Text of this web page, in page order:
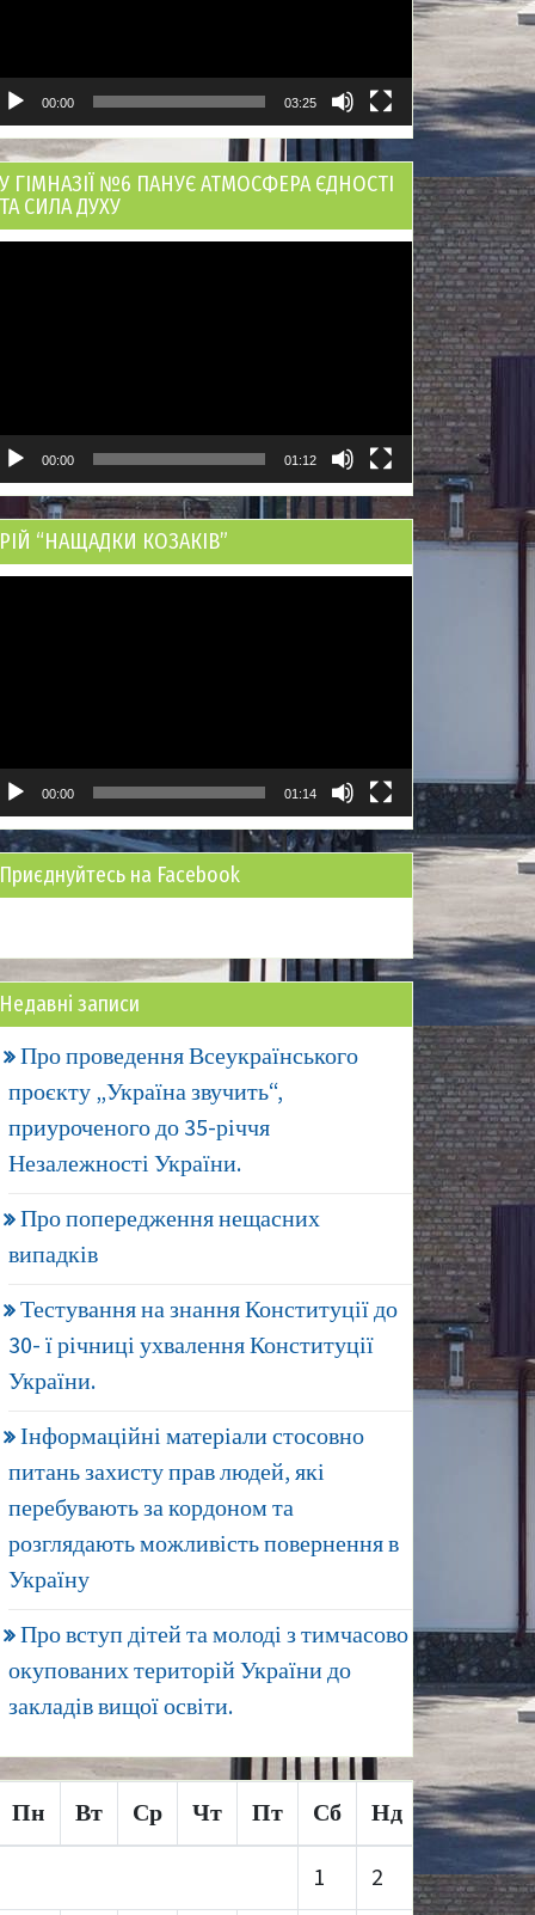
00:00 03:25
У ГІМНАЗІЇ №6 ПАНУЄ АТМОСФЕРА ЄДНОСТІ
ТА СИЛА ДУХУ
00:00 01:12
РІЙ “НАЩАДКИ КОЗАКІВ”
00:00 01:14
Приєднуйтесь на Facebook
Недавні записи
Про проведення Всеукраїнського
проєкту „Україна звучить“,
приуроченого до 35-річчя
Незалежності України.
Про попередження нещасних
випадків
Тестування на знання Конституції до
30- ї річниці ухвалення Конституції
України.
Інформаційні матеріали стосовно
питань захисту прав людей, які
перебувають за кордоном та
розглядають можливість повернення в
Україну
Про вступ дітей та молоді з тимчасово
окупованих територій України до
закладів вищої освіти.
Пн Вт Ср Чт Пт Сб Нд
1 2